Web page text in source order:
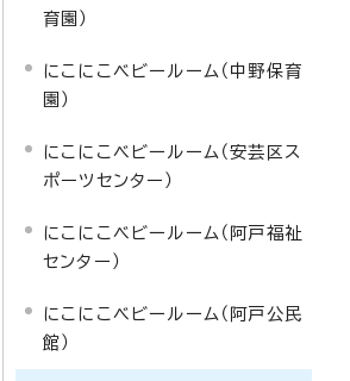
育園）
にこにこベビールーム（中野保育
園）
にこにこベビールーム（安芸区ス
ポーツセンター）
にこにこベビールーム（阿戸福祉
センター）
にこにこベビールーム（阿戸公民
館）